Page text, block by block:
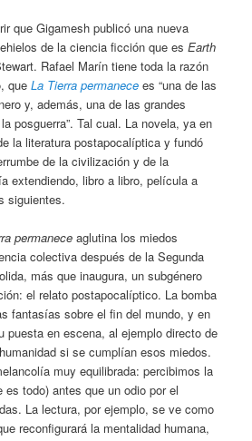
que Gigamesh publicó una nueva
de la ciencia ficción que esEarth
Rafael Marín tiene toda la razón
queLa Tierra permanece es “una de las
y, además, una de las grandes
posguerra”. Tal cual. La novela, ya en
la literatura postapocalíptica y fundó
de la civilización y de la
extendiendo, libro a libro, película a
siguientes.
permanece aglutina los miedos
colectiva después de la Segunda
más que inaugura, un subgénero
el relato postapocalíptico. La bomba
fantasías sobre el fin del mundo, y en
puesta en escena, al ejemplo directo de
si se cumplían esos miedos.
muy equilibrada: percibimos la
es todo) antes que un odio por el
La lectura, por ejemplo, se ve como
reconfigurará la mentalidad humana,